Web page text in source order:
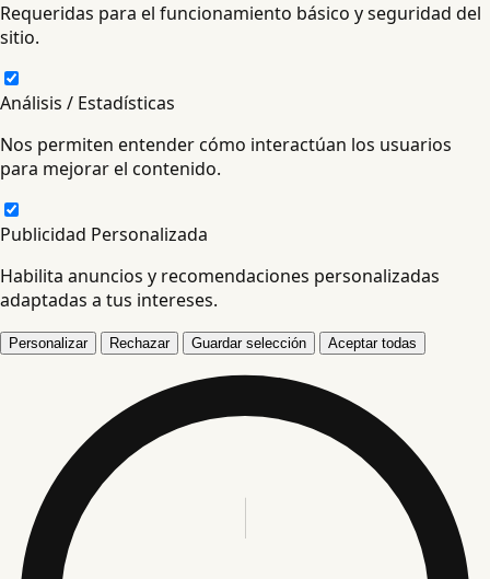
Requeridas para el funcionamiento básico y seguridad del
sitio.
Análisis / Estadísticas
Nos permiten entender cómo interactúan los usuarios
para mejorar el contenido.
Publicidad Personalizada
Habilita anuncios y recomendaciones personalizadas
adaptadas a tus intereses.
Personalizar Rechazar Guardar selección Aceptar todas